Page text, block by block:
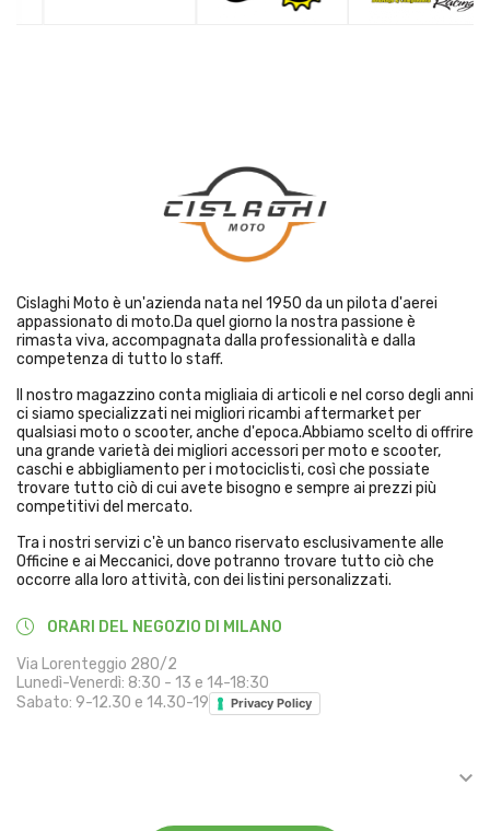
Cislaghi Moto è un'azienda nata nel 1950 da un pilota d'aerei
appassionato di moto.Da quel giorno la nostra passione è
rimasta viva, accompagnata dalla professionalità e dalla
competenza di tutto lo staff.
Il nostro magazzino conta migliaia di articoli e nel corso degli anni
ci siamo specializzati nei migliori ricambi aftermarket per
qualsiasi moto o scooter, anche d'epoca.Abbiamo scelto di offrire
una grande varietà dei migliori accessori per moto e scooter,
caschi e abbigliamento per i motociclisti, così che possiate
trovare tutto ciò di cui avete bisogno e sempre ai prezzi più
competitivi del mercato.
Tra i nostri servizi c'è un banco riservato esclusivamente alle
Officine e ai Meccanici, dove potranno trovare tutto ciò che
occorre alla loro attività, con dei listini personalizzati.
ORARI DEL NEGOZIO DI MILANO
Via Lorenteggio 280/2
Lunedì-Venerdì: 8:30 - 13 e 14-18:30
Sabato: 9-12.30 e 14.30-19
Privacy Policy
